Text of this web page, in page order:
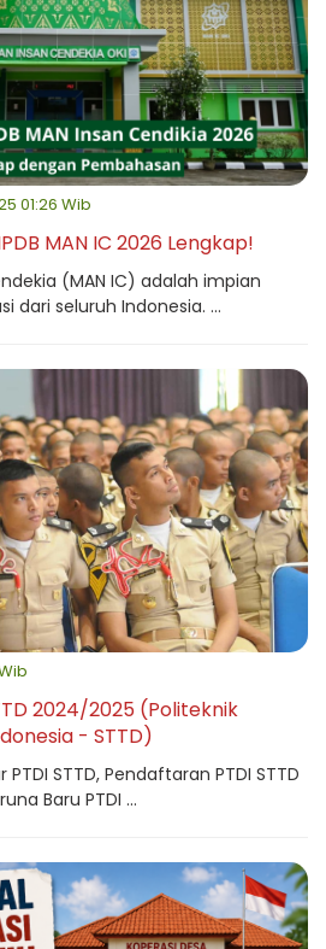
01:26 Wib
MAN IC 2026 Lengkap!
(MAN IC) adalah impian
dari seluruh Indonesia. ...
2024/2025 (Politeknik
- STTD)
STTD, Pendaftaran PTDI STTD
Baru PTDI ...